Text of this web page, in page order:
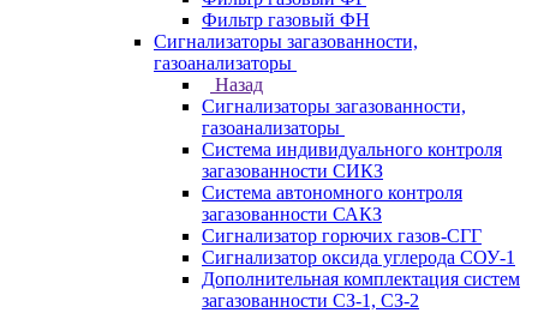
Фильтр газовый ФН
Сигнализаторы загазованности,
газоанализаторы
Назад
Сигнализаторы загазованности,
газоанализаторы
Система индивидуального контроля
загазованности СИКЗ
Система автономного контроля
загазованности САКЗ
Сигнализатор горючих газов-СГГ
Сигнализатор оксида углерода СОУ-1
Дополнительная комплектация систем
загазованности СЗ-1, СЗ-2